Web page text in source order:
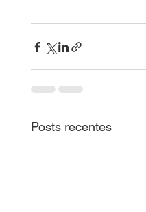
Posts recentes